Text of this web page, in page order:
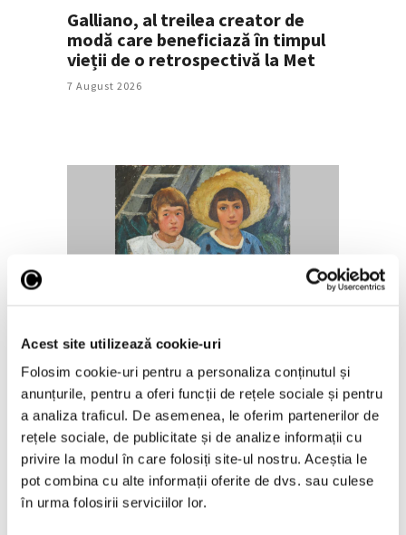
Acest site utilizează cookie-uri
Folosim cookie-uri pentru a personaliza conținutul și
anunțurile, pentru a oferi funcții de rețele sociale și pentru
a analiza traficul. De asemenea, le oferim partenerilor de
rețele sociale, de publicitate și de analize informații cu
privire la modul în care folosiți site-ul nostru. Aceștia le
pot combina cu alte informații oferite de dvs. sau culese
în urma folosirii serviciilor lor.
Galliano, al treilea creator de
modă care beneficiază în timpul
vieții de o retrospectivă la Met
7 August 2026
după mai bine de 80 de ani
7 August 2026